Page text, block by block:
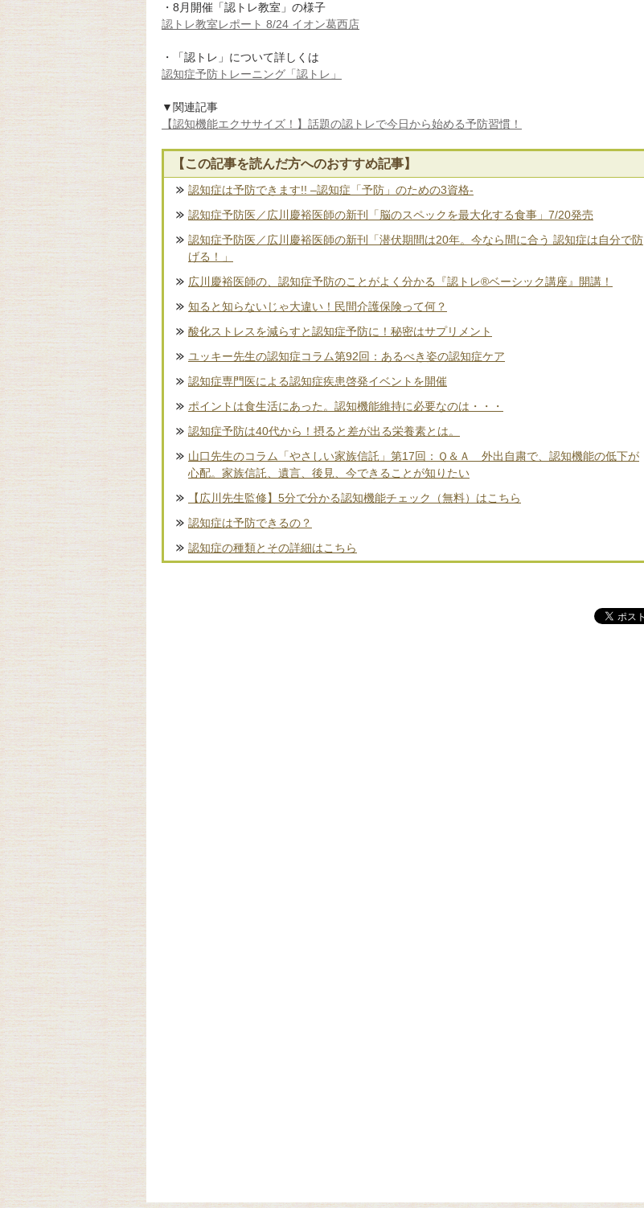
・8月開催「認トレ教室」の様子
認トレ教室レポート 8/24 イオン葛西店
・「認トレ」について詳しくは
認知症予防トレーニング「認トレ」
▼関連記事
【認知機能エクササイズ！】話題の認トレで今日から始める予防習慣！
【この記事を読んだ方へのおすすめ記事】
認知症は予防できます!! –認知症「予防」のための3資格-
認知症予防医／広川慶裕医師の新刊「脳のスペックを最大化する食事」7/20発売
認知症予防医／広川慶裕医師の新刊「潜伏期間は20年。今なら間に合う 認知症は自分で防
げる！」
広川慶裕医師の、認知症予防のことがよく分かる『認トレ®️ベーシック講座』開講！
知ると知らないじゃ大違い！民間介護保険って何？
酸化ストレスを減らすと認知症予防に！秘密はサプリメント
ユッキー先生の認知症コラム第92回：あるべき姿の認知症ケア
認知症専門医による認知症疾患啓発イベントを開催
ポイントは食生活にあった。認知機能維持に必要なのは・・・
認知症予防は40代から！摂ると差が出る栄養素とは。
山口先生のコラム「やさしい家族信託」第17回：Ｑ＆Ａ 外出自粛で、認知機能の低下が
心配。家族信託、遺言、後見、今できることが知りたい
【広川先生監修】5分で分かる認知機能チェック（無料）はこちら
認知症は予防できるの？
認知症の種類とその詳細はこちら